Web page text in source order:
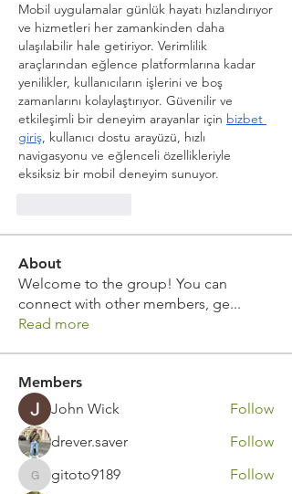
Mobil uygulamalar günlük hayatı hızlandırıyor
ve hizmetleri her zamankinden daha
ulaşılabilir hale getiriyor. Verimlilik
araçlarından eğlence platformlarına kadar
yenilikler, kullanıcıların işlerini ve boş
zamanlarını kolaylaştırıyor. Güvenilir ve
etkileşimli bir deneyim arayanlar için bizbet
giriş, kullanıcı dostu arayüzü, hızlı
navigasyonu ve eğlenceli özellikleriyle
eksiksiz bir mobil deneyim sunuyor.
About
Welcome to the group! You can
connect with other members, ge...
Read more
Members
John Wick
Follow
drever.saver
Follow
gitoto9189
gitoto9189
Follow